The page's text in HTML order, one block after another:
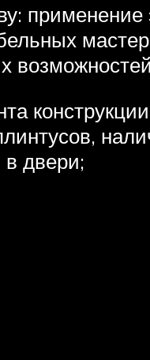
двери;